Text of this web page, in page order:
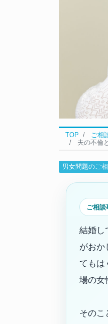
TOP ご相
夫の不倫
男女問題のご
ご相談
結婚し
がおか
てもは
場の女
そのこ